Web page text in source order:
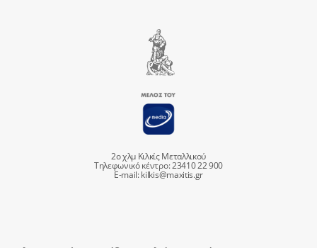
2ο χλμ Κιλκίς Μεταλλικού
Τηλεφωνικό κέντρο: 23410 22 900
E-mail:kilkis@maxitis.gr